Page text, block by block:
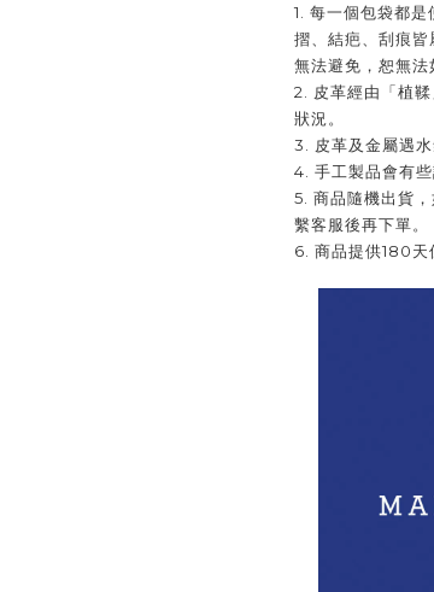
1. 每一個包袋都
摺、結疤、刮痕
無法避免，恕無法
2. 皮革經由「植
狀況。
3. 皮革及金屬遇
4. 手工製品會有
5. 商品隨機出貨
繫客服後再下單。
6. 商品提供180天